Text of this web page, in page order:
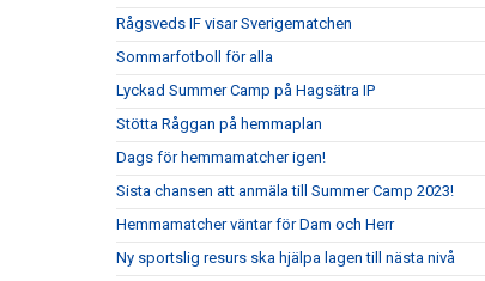
Rågsveds IF visar Sverigematchen
Sommarfotboll för alla
Lyckad Summer Camp på Hagsätra IP
Stötta Råggan på hemmaplan
Dags för hemmamatcher igen!
Sista chansen att anmäla till Summer Camp 2023!
Hemmamatcher väntar för Dam och Herr
Ny sportslig resurs ska hjälpa lagen till nästa nivå